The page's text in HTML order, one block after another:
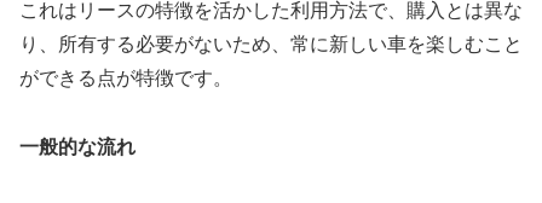
これはリースの特徴を活かした利用方法で、購入とは異な
り、所有する必要がないため、常に新しい車を楽しむこと
ができる点が特徴です。
一般的な流れ